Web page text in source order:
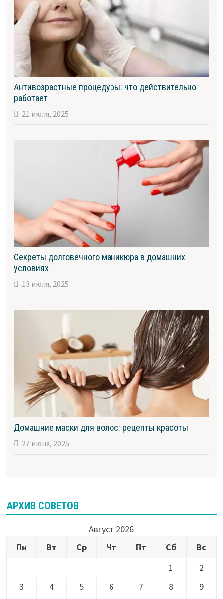
Антивозрастные процедуры: что действительно
работает
21 июля, 2025
Секреты долговечного маникюра в домашних
условиях
13 июля, 2025
Домашние маски для волос: рецепты красоты
27 июня, 2025
АРХИВ СОВЕТОВ
Август 2026
Пн
Вт Ср Чт Пт Сб
Вс
1
2
3
4 5 6 7 8 9